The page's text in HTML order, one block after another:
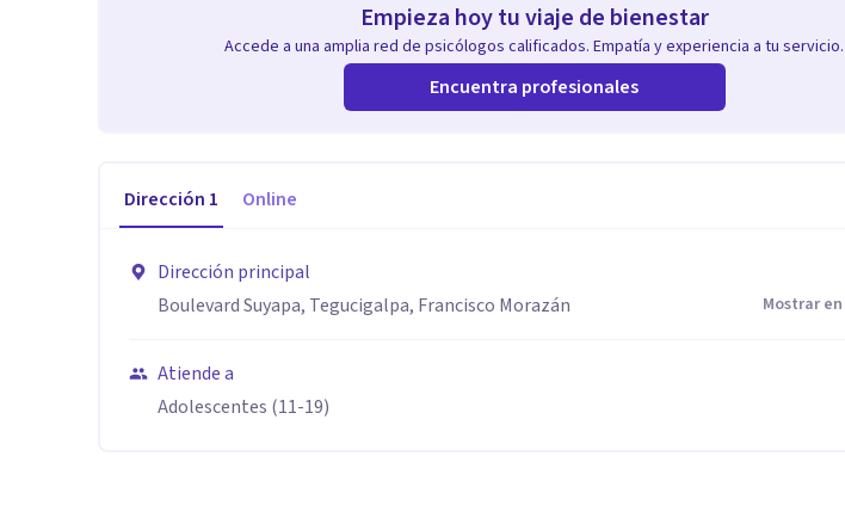
Empieza hoy tu viaje de bienestar
Accede a una amplia red de psicólogos calificados. Empatía y experiencia a tu servicio.
Encuentra profesionales
Dirección 1 Online
Dirección principal
Boulevard Suyapa, Tegucigalpa, Francisco Morazán
Mostrar
Atiende a
Adolescentes (11-19)